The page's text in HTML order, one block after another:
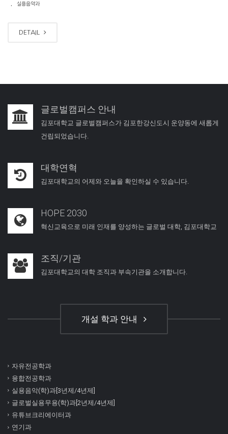
실용음악과
DETAIL
글로벌캠퍼스 안내
김포대학교 글로벌캠퍼스가 김포한강신도시 운양동에 새롭게
건립되었습니다.
대학연혁
김포대학교의 어제와 오늘을 확인하실 수 있습니다.
HOPE 2030
혁신교육으로 미래 인재를 양성하는 글로벌 대학, 김포대학교
조직/기관
김포대학교의 대학 조직과 부속기관을 소개합니다.
개설 학과 안내
자유전공학과
융합전공학과
실용음악(학)과[3년제/4년제]
글로벌실용무용(학)과[2년제/4년제]
유튜브크리에이터과
연기과